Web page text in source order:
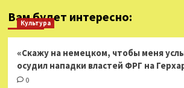
Вам будет интересно:
Культура
«Скажу на немецком, чтобы меня
осудил нападки властей ФРГ на
0